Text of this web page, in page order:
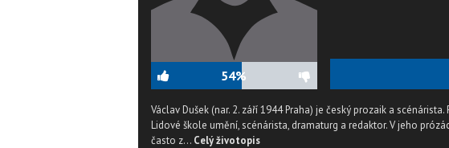
54%
Václav Dušek (nar. 2. září 1944 Praha) je český prozaik a
Lidové škole umění, scénárista, dramaturg a redaktor. V jeho
často z... Celý životopis